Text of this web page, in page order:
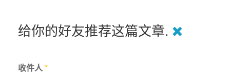
给你的好友推荐这篇文章.
收件人*